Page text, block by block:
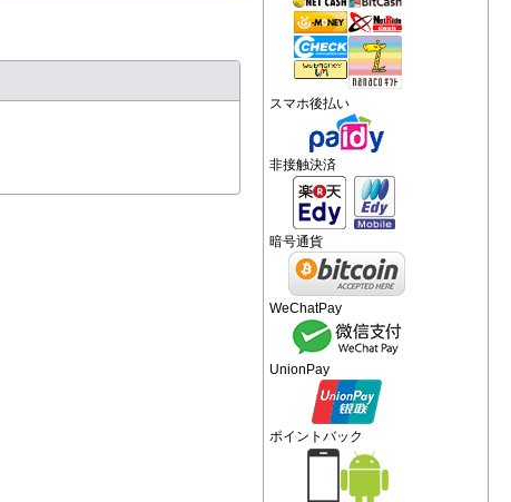
スマホ後払い
非接触決済
暗号通貨
WeChatPay
UnionPay
ポイントバック